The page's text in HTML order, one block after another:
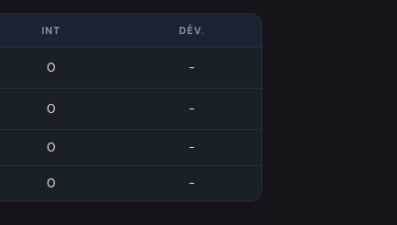
INT DÉV.
0 -
0 -
0 -
0 -